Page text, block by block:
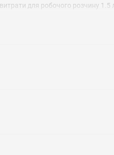
для робочого розчину 1.5